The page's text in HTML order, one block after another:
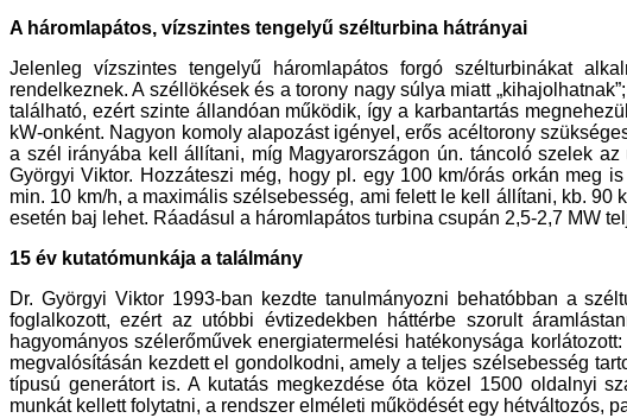
A háromlapátos, vízszintes tengelyű szélturbina hátrányai
Jelenleg vízszintes tengelyű háromlapátos forgó szélturbinákat
rendelkeznek. A széllökések és a torony nagy súlya miatt
található, ezért szinte állandóan működik, így a karbantartás
kW-onként. Nagyon komoly alapozást igényel, erős acéltorony
a szél irányába kell állítani, míg Magyarországon ún. táncoló szelek
Györgyi Viktor. Hozzáteszi még, hogy pl. egy 100 km/órás orkán meg
min. 10 km/h, a maximális szélsebesség, ami felett le kell állítani, kb.
esetén baj lehet. Ráadásul a háromlapátos turbina csupán 2,5-2,7 MW
15 év kutatómunkája a találmány
Dr. Györgyi Viktor 1993-ban kezdte tanulmányozni behatóbban a
foglalkozott, ezért az utóbbi évtizedekben háttérbe szorult
hagyományos szélerőművek energiatermelési hatékonysága
megvalósításán kezdett el gondolkodni, amely a teljes szélsebesség
típusú generátort is. A kutatás megkezdése óta közel 1500 oldalnyi
munkát kellett folytatni, a rendszer elméleti működését egy hétváltozós,